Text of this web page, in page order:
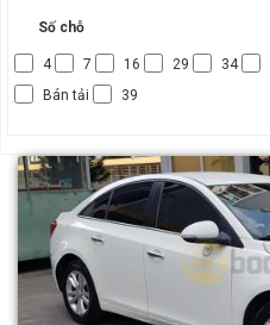
Số chỗ
4 7 16 29 34
Bán tải
39